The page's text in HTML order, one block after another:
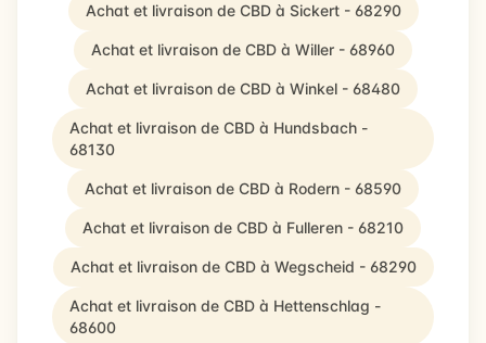
Achat et livraison de CBD à Sickert - 68290
Achat et livraison de CBD à Willer - 68960
Achat et livraison de CBD à Winkel - 68480
Achat et livraison de CBD à Hundsbach -
68130
Achat et livraison de CBD à Rodern - 68590
Achat et livraison de CBD à Fulleren - 68210
Achat et livraison de CBD à Wegscheid - 68290
Achat et livraison de CBD à Hettenschlag -
68600